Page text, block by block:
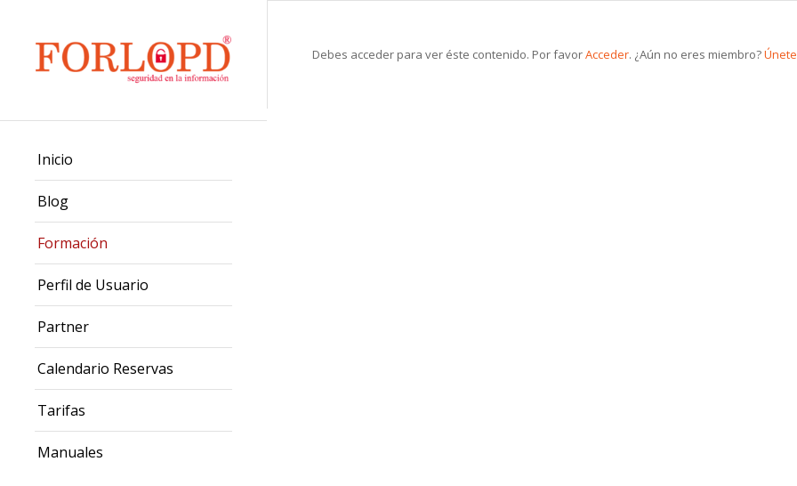
Inicio
Blog
Formación
Perfil de Usuario
Partner
Calendario Reservas
Tarifas
Manuales
Debes acceder para ver éste contenido. Por favorAcceder. ¿Aún no eres miembro?